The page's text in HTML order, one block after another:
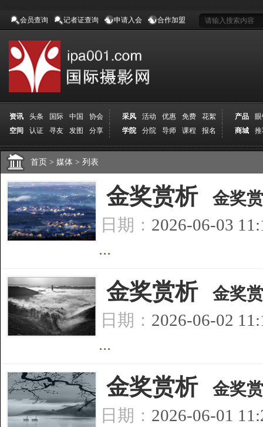
会员查询 记者证查询 申请入会 合作加盟
资讯 头条 国际 中国 协会 采风 活动 优惠 免费 花絮 产品
空间
认证 寻友 发图 分享 学院 分院 导师 课程 报名 商城
首页 > 媒体 > 列表
金奖赏析]
金奖
日期： 2026-06-03
...
金奖赏析]
金奖
日期： 2026-06-02
...
金奖赏析]
金奖
日期： 2026-06-01